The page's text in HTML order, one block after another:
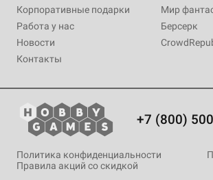
Корпоративные подарки
Работа у нас
Новости
Контакты
Мир
Берсерк
+7 (800)
Политика конфиденциальности
Правила акций со скидкой